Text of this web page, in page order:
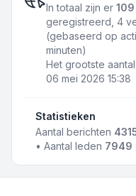
In totaal zijn er 109
geregistreerd, 4
(gebaseerd op
minuten)
Het grootste
06 mei 2026 15:38
Statistieken
Aantal berichten
• Aantal leden 7949